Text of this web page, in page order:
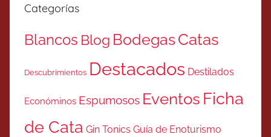
Categorías
Blancos Blog BodegasCatas
Descubrimientos Destacados Destilados
Económinos Espumosos Eventos Ficha
de Cata Gin Tonics Guía de Enoturismo